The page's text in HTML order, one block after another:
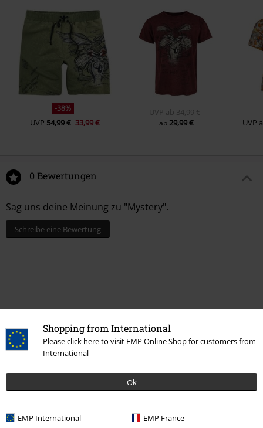
Shopping from International
Please click here to visit EMP Online Shop for customers from
International
Ok
EMP International EMP France
-38%
UVP 54,99 € 33,99 €
UVP ab 34,99 €
ab 29,99 € UVP
0 Bewertungen
Sag uns deine Meinung zu "Mystery".
Schreibe eine Bewertung
Mehr Kategorien. Mehr Möglichkeiten.